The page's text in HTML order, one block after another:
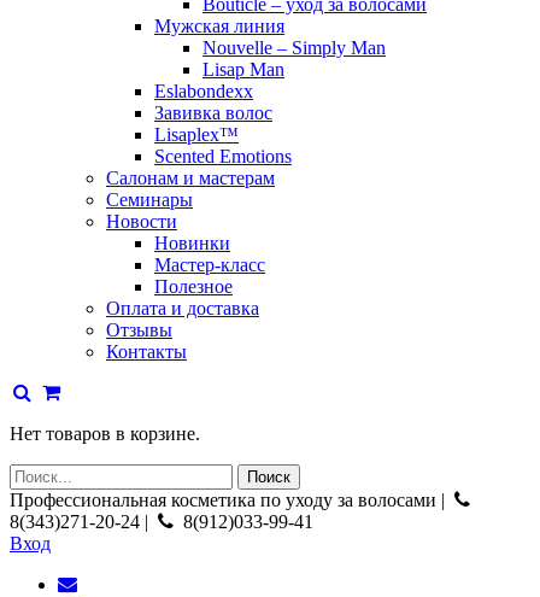
Bouticle – уход за волосами
Мужская линия
Nouvelle – Simply Man
Lisap Man
Eslabondexx
Завивка волос
Lisaplex™
Scented Emotions
Салонам и мастерам
Семинары
Новости
Новинки
Мастер-класс
Полезное
Оплата и доставка
Отзывы
Контакты
Нет товаров в корзине.
Профессиональная косметика по уходу за волосами |
8(343)271-20-24 |
8(912)033-99-41
Вход